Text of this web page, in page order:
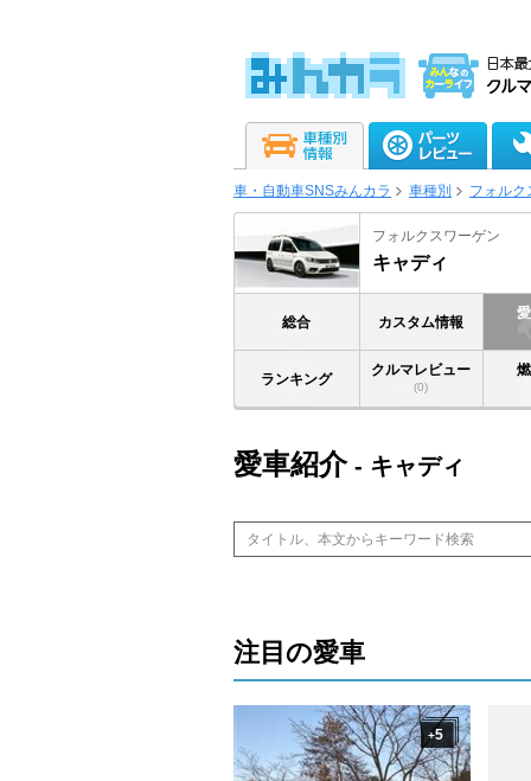
車・自動車SNSみんカラ 車種別 フォルク
フォルクスワーゲン
キャディ
総合 カスタム情報
ランキング
クルマレビュー
(0)
愛車紹介- キャディ
注目の愛車
+5